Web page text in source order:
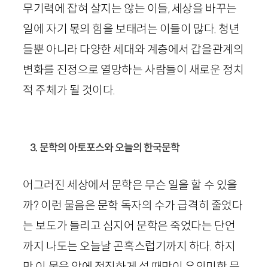
무기력에 잡혀 살지는 않는 이들, 세상을 바꾸는
일에 자기 몫의 힘을 보태려는 이들이 많다. 청년
들뿐 아니라 다양한 세대와 계층에서 갑을관계의
변화를 진정으로 열망하는 사람들이 새로운 정치
적 주체가 될 것이다.
3. 문학의 아토포스와 오늘의 한국문학
어그러진 세상에서 문학은 무슨 일을 할 수 있을
까? 이런 물음은 문학 독자의 수가 급격히 줄었다
는 보도가 들리고 심지어 문학은 죽었다는 단언
까지 나도는 오늘날 곤혹스럽기까지 하다. 하지